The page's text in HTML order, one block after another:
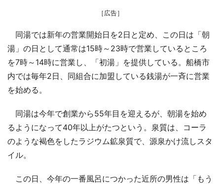
［広告］
同湯では新年の営業開始日を2日と定め、この日は「朝
湯」の日として通常は15時～23時で営業しているところ
を7時～14時に営業し、「初湯」を提供している。船橋市
内では毎年2日、同組合に加盟している銭湯が一斉に営業
を始める。
同湯は今年で創業から55年目を迎えるが、朝湯を始め
るようになって40年以上がたつという。泉質は、コーラ
のような褐色をしたラジウム鉱泉質で、源泉かけ流しスタ
イル。
この日、今年の一番風呂につかった近所の男性は「もう